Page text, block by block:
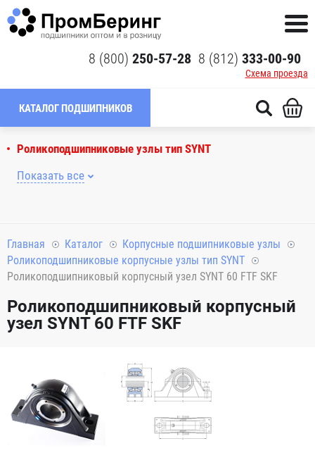
8 (800) 250-57-28 8 (812) 333-00-90
Схема проезда
КАТАЛОГ ПОДШИПНИКОВ
Роликоподшипниковые узлы тип SYNT
Показать все
Главная Каталог
Корпусные подшипниковые узлы
Роликоподшипниковые корпусные узлы тип SYNT
Роликоподшипниковый корпусный узел SYNT 60 FTF SKF
Роликоподшипниковый корпусный
узел SYNT 60 FTF SKF